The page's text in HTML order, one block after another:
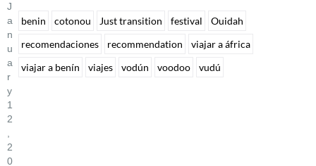
J
A
N
U
A
R
Y
1
2
2
0
benin cotonou Just transition festival
Ouidah
recomendaciones
recommendation
viajar a áfrica
viajar a benín
viajes vodún voodoo vudú